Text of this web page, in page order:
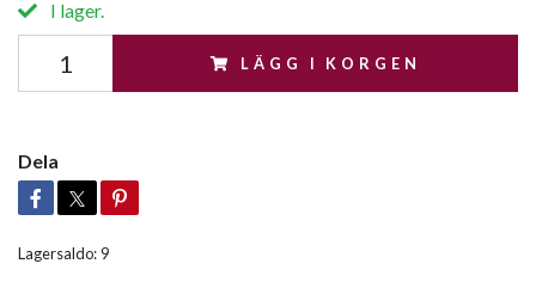
I lager.
LÄGG I KORGEN
Dela
Lagersaldo:9